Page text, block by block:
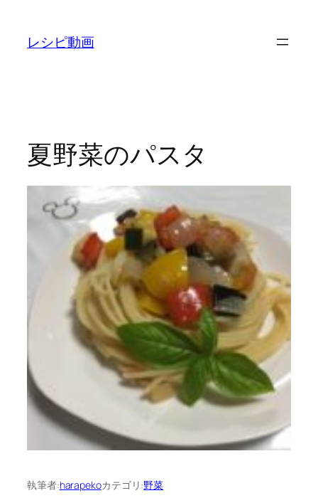
レシピ動画
夏野菜のパスタ
執筆者:harapekoカテゴリ:野菜